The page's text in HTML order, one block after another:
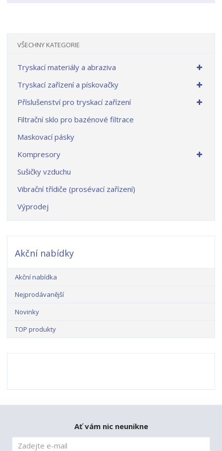
VŠECHNY KATEGORIE
Tryskací materiály a abraziva
Tryskací zařízení a pískovačky
Příslušenství pro tryskací zařízení
Filtrační sklo pro bazénové filtrace
Maskovací pásky
Kompresory
Sušičky vzduchu
Vibrační třídiče (prosévací zařízení)
Výprodej
Akční nabídky
Akční nabídka
Nejprodávanější
Novinky
TOP produkty
Ať vám nic neunikne